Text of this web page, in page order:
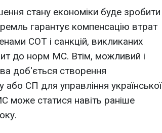
стану економіки буде зробити
гарантує компенсацію втрат
СОТ і санкцій, викликаних
до норм МС. Втім, можливий і
доб'ється створення
СП для управління української
може статися навіть раніше